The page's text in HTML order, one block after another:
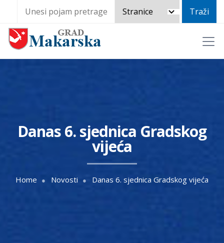
Danas 6. sjednica Gradskog
vijeća
Home Novosti Danas 6. sjednica Gradskog vijeća